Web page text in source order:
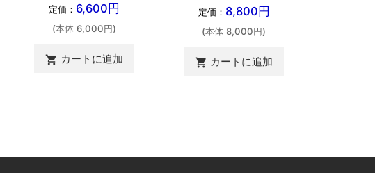
定価： 6,600円
(本体 6,000円)
shopping_cart カートに追加
定価： 8,800円
(本体 8,000円)
shopping_cart カートに追加